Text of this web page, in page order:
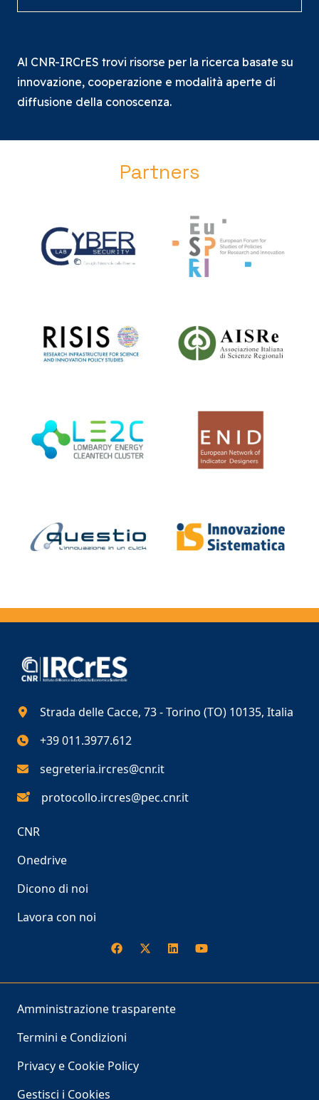
Al CNR-IRCrES trovi risorse per la ricerca basate su
innovazione, cooperazione e modalità aperte di
diffusione della conoscenza.
Partners
Strada delle Cacce, 73 - Torino (TO) 10135, Italia
+39 011.3977.612
segreteria.ircres@cnr.it
protocollo.ircres@pec.cnr.it
CNR
Onedrive
Dicono di noi
Lavora con noi
Amministrazione trasparente
Termini e Condizioni
Privacy e Cookie Policy
Gestisci i Cookies